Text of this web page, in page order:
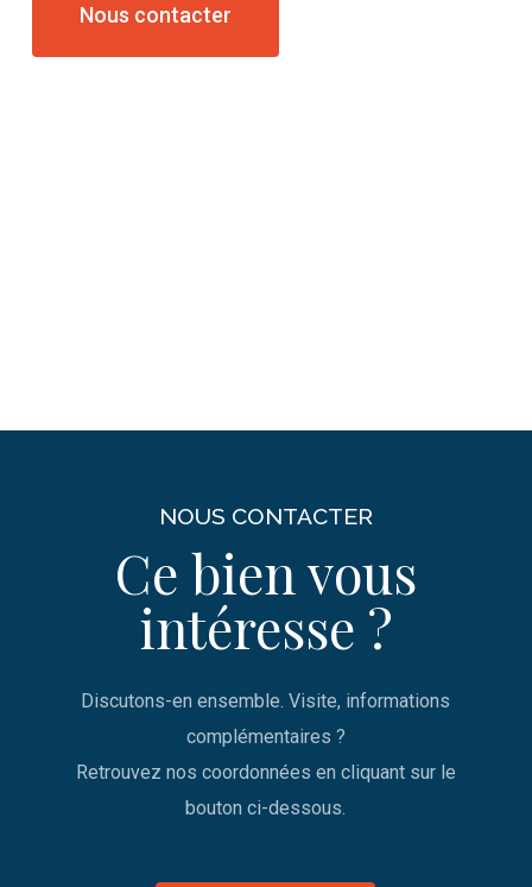
Nous contacter
NOUS CONTACTER
Ce bien vous
intéresse ?
Discutons-en ensemble. Visite, informations
complémentaires ?
Retrouvez nos coordonnées en cliquant sur le
bouton ci-dessous.